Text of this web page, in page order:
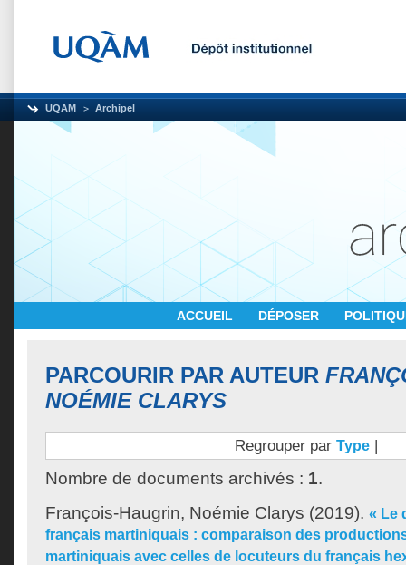
UQAM Archipel
ACCUEIL DÉPOSER
PARCOURIR PAR AUTEUR
NOÉMIE CLARYS
Regrouper par Type |
Nombre de documents archivés : 1.
François-Haugrin, Noémie Clarys (2019). « Le
français martiniquais : comparaison des
martiniquais avec celles de locuteurs du français